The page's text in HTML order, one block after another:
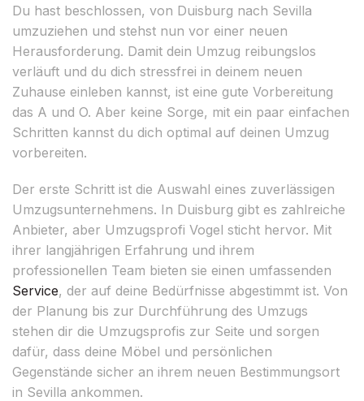
Du hast beschlossen, von Duisburg nach Sevilla
umzuziehen und stehst nun vor einer neuen
Herausforderung. Damit dein Umzug reibungslos
verläuft und du dich stressfrei in deinem neuen
Zuhause einleben kannst, ist eine gute Vorbereitung
das A und O. Aber keine Sorge, mit ein paar einfachen
Schritten kannst du dich optimal auf deinen Umzug
vorbereiten.
Der erste Schritt ist die Auswahl eines zuverlässigen
Umzugsunternehmens. In Duisburg gibt es zahlreiche
Anbieter, aber Umzugsprofi Vogel sticht hervor. Mit
ihrer langjährigen Erfahrung und ihrem
professionellen Team bieten sie einen umfassenden
Service, der auf deine Bedürfnisse abgestimmt ist. Von
der Planung bis zur Durchführung des Umzugs
stehen dir die Umzugsprofis zur Seite und sorgen
dafür, dass deine Möbel und persönlichen
Gegenstände sicher an ihrem neuen Bestimmungsort
in Sevilla ankommen.